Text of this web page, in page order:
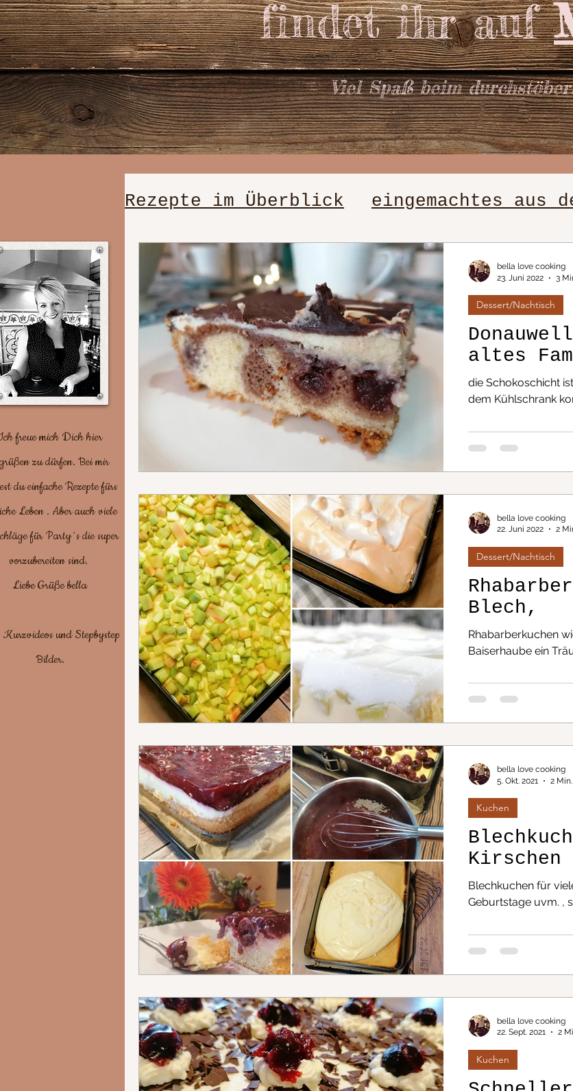
findet ihr auf
Viel Spaß beim
freue mich Dich hier
zu dürfen. Bei mir
du einfache Rezepte fürs
Leben . Aber auch viele
für Party´s die super
vorzubereiten sind.
Liebe Grüße bella
und Stepbystep
Bilder.
Rezepte im Überblick eingemachtes aus
einfache, schnelle Rezepte Salate
Dessert/Nachtisch Beilagen
gut vorzubereiten Dip´s Low-Carb,
Plätzchenrezepte von Oma
Party/ Geburtstagsessen
Suppen/ deftig & Low Carb Kuchen
Chinesisch/Türkisch/Griechisch...
Brot backen / Do it yourself
Grillen, Camping, Schwenken Fisch
Blätter-Pizza-Flammkuchenteig One
5-15 min Rezepte / herzhaft Krimi
5-15 Min. Rezepte/ süß
altes
die Schokoschicht
dem Kühlschrank
Dessert/Nachtisch
bella love cooking
23. Juni 2022
3
Blech,
Rhabarberkuchen
Baiserhaube ein
Dessert/Nachtisch
bella love cooking
22. Juni 2022
2
Kirschen
Blechkuchen für
Geburtstage uvm. ,
Kuchen
bella love cooking
5. Okt. 2021
2
Kuchen
bella love cooking
22. Sept. 2021
2